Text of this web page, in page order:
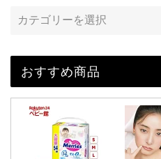
おすすめ商品